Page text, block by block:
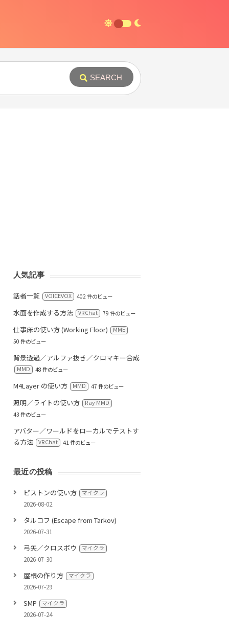
SEARCH
人気記事
話者一覧 VOICEVOX 402 件のビュー
水面を作成する方法 VRChat 79 件のビュー
仕事床の使い方 (Working Floor)
MME
50 件のビュー
背景透過／アルファ抜き／クロマキー合成
MMD 48 件のビュー
M4Layer の使い方 MMD 47 件のビュー
照明／ライトの使い方
Ray MMD
43 件のビュー
アバター／ワールドをローカルでテストす
る方法
VRChat 41 件のビュー
最近の投稿
ピストンの使い方 マイクラ
2026-08-02
タルコフ (Escape from Tarkov)
2026-07-31
弓矢／クロスボウ マイクラ
2026-07-30
屋根の作り方 マイクラ
2026-07-29
SMP マイクラ
2026-07-24